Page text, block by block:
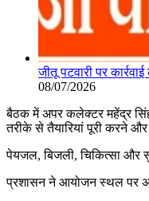
जीतू पटवारी पर
08/07/2026
बैठक में अपर कलेक्टर महेंद्र सिंह
तरीके से तैयारियां पूरी करने और
पेयजल, बिजली, चिकित्सा और
प्रशासन ने आयोजन स्थल पर